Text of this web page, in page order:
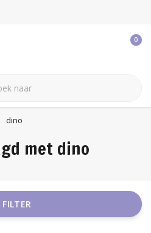
0
dino
met dino
FILTER